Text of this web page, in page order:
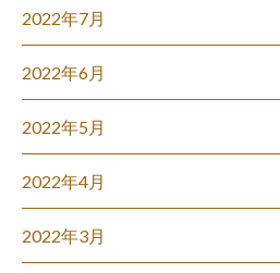
2022年7月
2022年6月
2022年5月
2022年4月
2022年3月